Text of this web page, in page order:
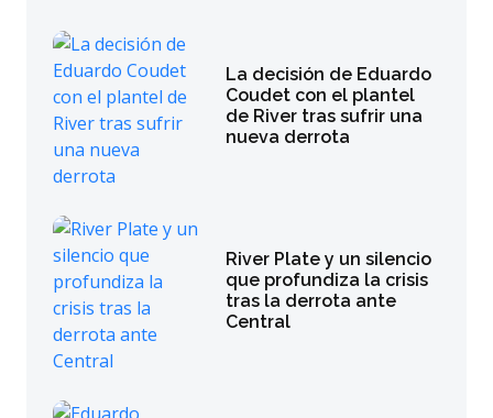
La decisión de Eduardo
Coudet con el plantel
de River tras sufrir una
nueva derrota
River Plate y un silencio
que profundiza la crisis
tras la derrota ante
Central